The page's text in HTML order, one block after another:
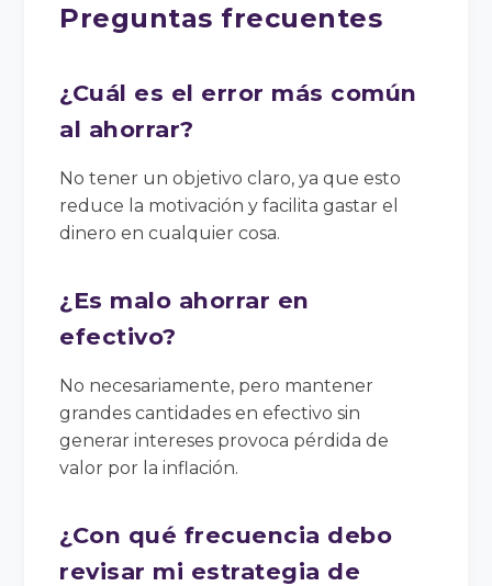
Preguntas frecuentes
¿Cuál es el error más común
al ahorrar?
No tener un objetivo claro, ya que esto
reduce la motivación y facilita gastar el
dinero en cualquier cosa.
¿Es malo ahorrar en
efectivo?
No necesariamente, pero mantener
grandes cantidades en efectivo sin
generar intereses provoca pérdida de
valor por la inflación.
¿Con qué frecuencia debo
revisar mi estrategia de